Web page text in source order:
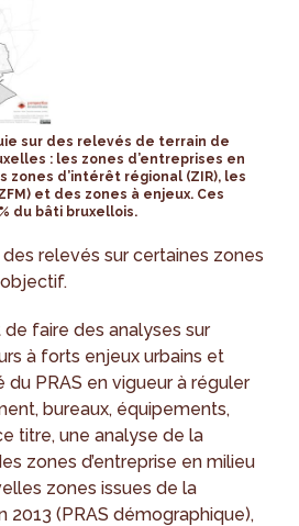
sur des relevés de terrain de
: les zones d’entreprises en
zones d’intérêt régional (ZIR), les
et des zones à enjeux. Ces
du bâti bruxellois.
des relevés sur certaines zones
de faire des analyses sur
à forts enjeux urbains et
du PRAS en vigueur à réguler
bureaux, équipements,
titre, une analyse de la
zones d’entreprise en milieu
zones issues de la
2013 (PRAS démographique),